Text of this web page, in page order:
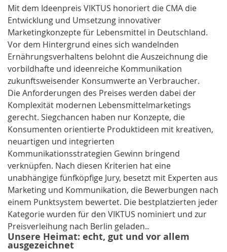
Mit dem Ideenpreis VIKTUS honoriert die CMA die
Entwicklung und Umsetzung innovativer
Marketingkonzepte für Lebensmittel in Deutschland.
Vor dem Hintergrund eines sich wandelnden
Ernährungsverhaltens belohnt die Auszeichnung die
vorbildhafte und ideenreiche Kommunikation
zukunftsweisender Konsumwerte an Verbraucher.
Die Anforderungen des Preises werden dabei der
Komplexität modernen Lebensmittelmarketings
gerecht. Siegchancen haben nur Konzepte, die
Konsumenten orientierte Produktideen mit kreativen,
neuartigen und integrierten
Kommunikationsstrategien Gewinn bringend
verknüpfen. Nach diesen Kriterien hat eine
unabhängige fünfköpfige Jury, besetzt mit Experten aus
Marketing und Kommunikation, die Bewerbungen nach
einem Punktsystem bewertet. Die bestplatzierten jeder
Kategorie wurden für den VIKTUS nominiert und zur
Preisverleihung nach Berlin geladen..
Unsere Heimat: echt, gut und vor allem
ausgezeichnet